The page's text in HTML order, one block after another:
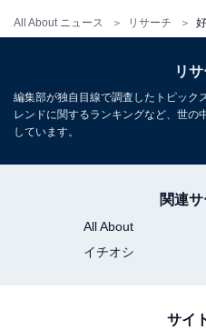
All About ニュース リサーチ
リ
編集部が独自目線で調査したトピック
レンドに関するランキングなど、世の
しています。
関連
All About
イチオシ
サイ